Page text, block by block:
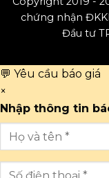
chứng nhận
Đầu tư
💬 Yêu cầu báo giá
×
Nhập thông tin